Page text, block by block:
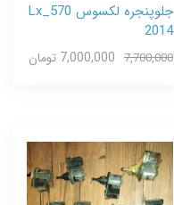
جلوپنجره لکسوس Lx_570
2014
7,700,000 7,000,000 تومان